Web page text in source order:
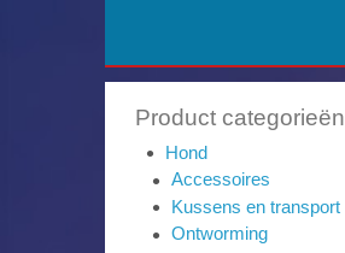
Product categorieën
Hond
Accessoires
Kussens en transport
Ontworming